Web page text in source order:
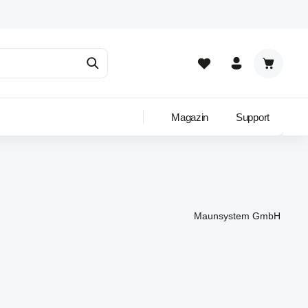
Magazin Support
Maunsystem GmbH